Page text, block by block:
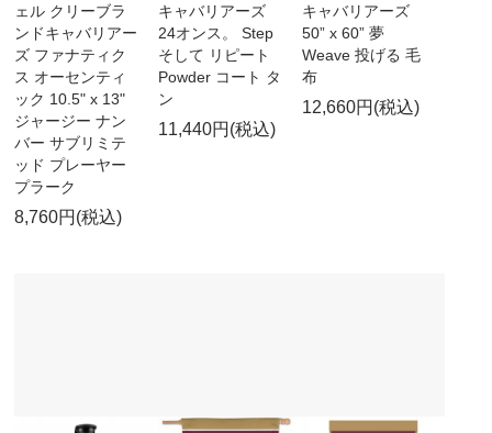
ェル クリーブラ
ンドキャバリアー
ズ ファナティク
ス オーセンティ
ック 10.5" x 13"
ジャージー ナン
バー サブリミテ
ッド プレーヤー
プラーク
8,760円(税込)
キャバリアーズ
24オンス。 Step
そして リピート
Powder コート タ
ン
11,440円(税込)
キャバリアーズ
50” x 60” 夢
Weave 投げる 毛
布
12,660円(税込)